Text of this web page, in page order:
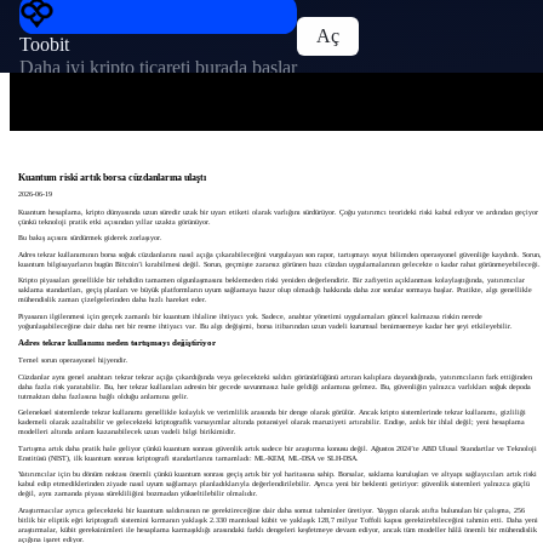
Toobit
Daha iyi kripto ticareti burada başlar
Aç
Kuantum riski artık borsa cüzdanlarına ulaştı
2026-06-19
Kuantum hesaplama, kripto dünyasında uzun süredir uzak bir uyarı etiketi olarak varlığını sürdürüyor. Çoğu yatırımcı teorideki riski kabul ediyor ve ardından geçiyor
çünkü teknoloji pratik etki açısından yıllar uzakta görünüyor.
Bu bakış açısını sürdürmek giderek zorlaşıyor.
Adres tekrar kullanımının borsa soğuk cüzdanlarını nasıl açığa çıkarabileceğini vurgulayan son rapor, tartışmayı soyut bilimden operasyonel güvenliğe kaydırdı. Sorun,
kuantum bilgisayarların bugün Bitcoin’i kırabilmesi değil. Sorun, geçmişte zararsız görünen bazı cüzdan uygulamalarının gelecekte o kadar rahat görünmeyebileceği.
Kripto piyasaları genellikle bir tehdidin tamamen olgunlaşmasını beklemeden riski yeniden değerlendirir. Bir zafiyetin açıklanması kolaylaştığında, yatırımcılar
saklama standartları, geçiş planları ve büyük platformların uyum sağlamaya hazır olup olmadığı hakkında daha zor sorular sormaya başlar. Pratikte, algı genellikle
mühendislik zaman çizelgelerinden daha hızlı hareket eder.
Piyasanın ilgilenmesi için gerçek zamanlı bir kuantum ihlaline ihtiyacı yok. Sadece, anahtar yönetimi uygulamaları güncel kalmazsa riskin nerede
yoğunlaşabileceğine dair daha net bir resme ihtiyacı var. Bu algı değişimi, borsa itibarından uzun vadeli kurumsal benimsemeye kadar her şeyi etkileyebilir.
Adres tekrar kullanımı neden tartışmayı değiştiriyor
Temel sorun operasyonel hijyendir.
Cüzdanlar aynı genel anahtarı tekrar tekrar açığa çıkardığında veya gelecekteki saldırı görünürlüğünü artıran kalıplara dayandığında, yatırımcıların fark ettiğinden
daha fazla risk yaratabilir. Bu, her tekrar kullanılan adresin bir gecede savunmasız hale geldiği anlamına gelmez. Bu, güvenliğin yalnızca varlıkları soğuk depoda
tutmaktan daha fazlasına bağlı olduğu anlamına gelir.
Geleneksel sistemlerde tekrar kullanımı genellikle kolaylık ve verimlilik arasında bir denge olarak görülür. Ancak kripto sistemlerinde tekrar kullanımı, gizliliği
kademeli olarak azaltabilir ve gelecekteki kriptografik varsayımlar altında potansiyel olarak maruziyeti artırabilir. Endişe, anlık bir ihlal değil; yeni hesaplama
modelleri altında anlam kazanabilecek uzun vadeli bilgi birikimidir.
Tartışma artık daha pratik hale geliyor çünkü kuantum sonrası güvenlik artık sadece bir araştırma konusu değil. Ağustos 2024’te ABD Ulusal Standartlar ve Teknoloji
Enstitüsü (NIST), ilk kuantum sonrası kriptografi standartlarını tamamladı: ML-KEM, ML-DSA ve SLH-DSA.
Yatırımcılar için bu dönüm noktası önemli çünkü kuantum sonrası geçiş artık bir yol haritasına sahip. Borsalar, saklama kuruluşları ve altyapı sağlayıcıları artık riski
kabul edip etmediklerinden ziyade nasıl uyum sağlamayı planladıklarıyla değerlendirilebilir. Ayrıca yeni bir beklenti getiriyor: güvenlik sistemleri yalnızca güçlü
değil, aynı zamanda piyasa sürekliliğini bozmadan yükseltilebilir olmalıdır.
Araştırmacılar ayrıca gelecekteki bir kuantum saldırısının ne gerektireceğine dair daha somut tahminler üretiyor. Yaygın olarak atıfta bulunulan bir çalışma, 256
bitlik bir eliptik eğri kriptografi sistemini kırmanın yaklaşık 2.330 mantıksal kübit ve yaklaşık 128,7 milyar Toffoli kapısı gerektirebileceğini tahmin etti. Daha yeni
araştırmalar, kübit gereksinimleri ile hesaplama karmaşıklığı arasındaki farklı dengeleri keşfetmeye devam ediyor, ancak tüm modeller hâlâ önemli bir mühendislik
açığına işaret ediyor.